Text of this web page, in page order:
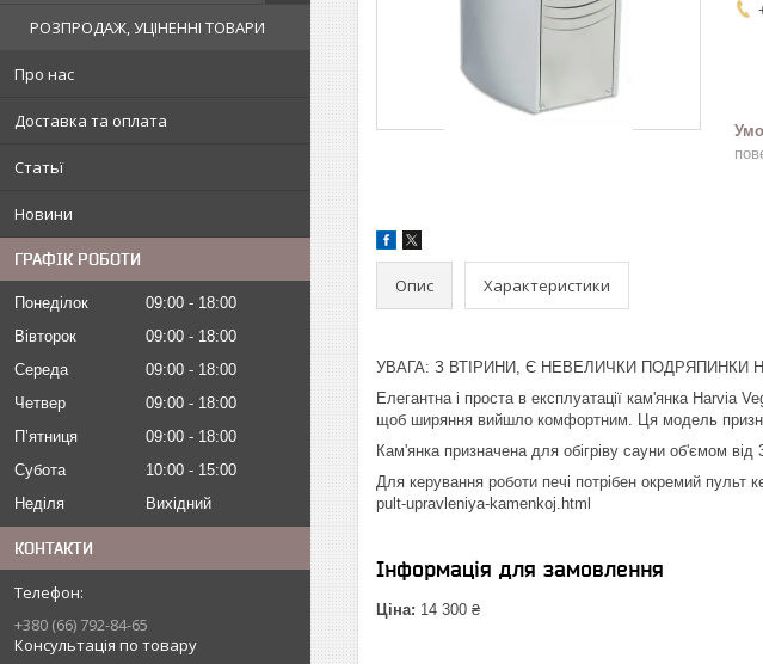
РОЗПРОДАЖ, УЦІНЕННІ ТОВАРИ
Про нас
Доставка та оплата
Статьї
Новини
ГРАФІК РОБОТИ
Понеділок 09:00
18:00
Вівторок
09:00
18:00
Середа
09:00
18:00
Четвер
09:00
18:00
Пʼятниця
09:00
18:00
Субота
10:00
15:00
Неділя
Вихідний
КОНТАКТИ
+380 (66) 792-84-65
Консультація по товару
Опис Характеристики
УВАГА: З ВТІРИНИ, Є НЕВЕЛИЧКИ ПОДРЯПИНКИ
Елегантна і проста в експлуатації кам'янка Harvia
щоб ширяння вийшло комфортним. Ця модель
Кам'янка призначена для обігріву сауни об'ємом
Для керування роботи печі потрібен окремий
pult-upravleniya-kamenkoj.html
Інформація для замовлення
Ціна: 14 300 ₴